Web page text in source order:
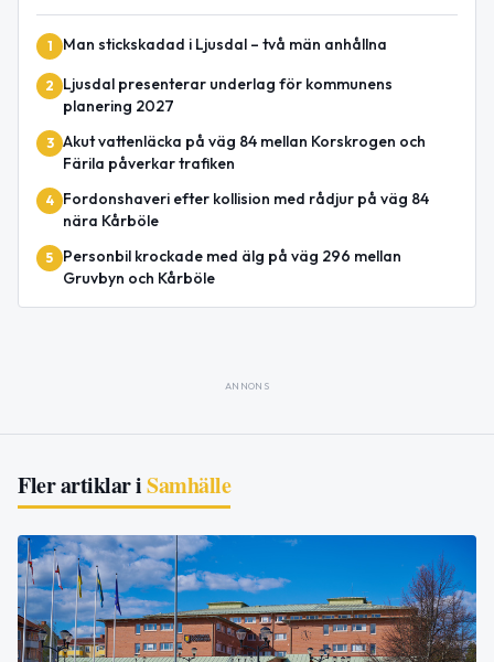
1 Man stickskadad i Ljusdal – två män anhållna
2
Ljusdal presenterar underlag för kommunens
planering 2027
3 Akut vattenläcka på väg 84 mellan Korskrogen och
Färila påverkar trafiken
4
Fordonshaveri efter kollision med rådjur på väg 84
nära Kårböle
5
Personbil krockade med älg på väg 296 mellan
Gruvbyn och Kårböle
ANNONS
Fler artiklar iSamhälle